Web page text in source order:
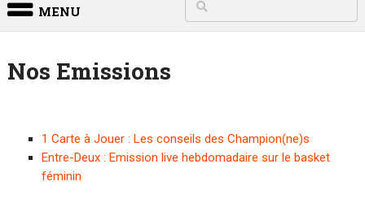
MENU
Nos Emissions
1 Carte à Jouer : Les conseils des Champion(ne)s
Entre-Deux : Emission live hebdomadaire sur le basket
féminin